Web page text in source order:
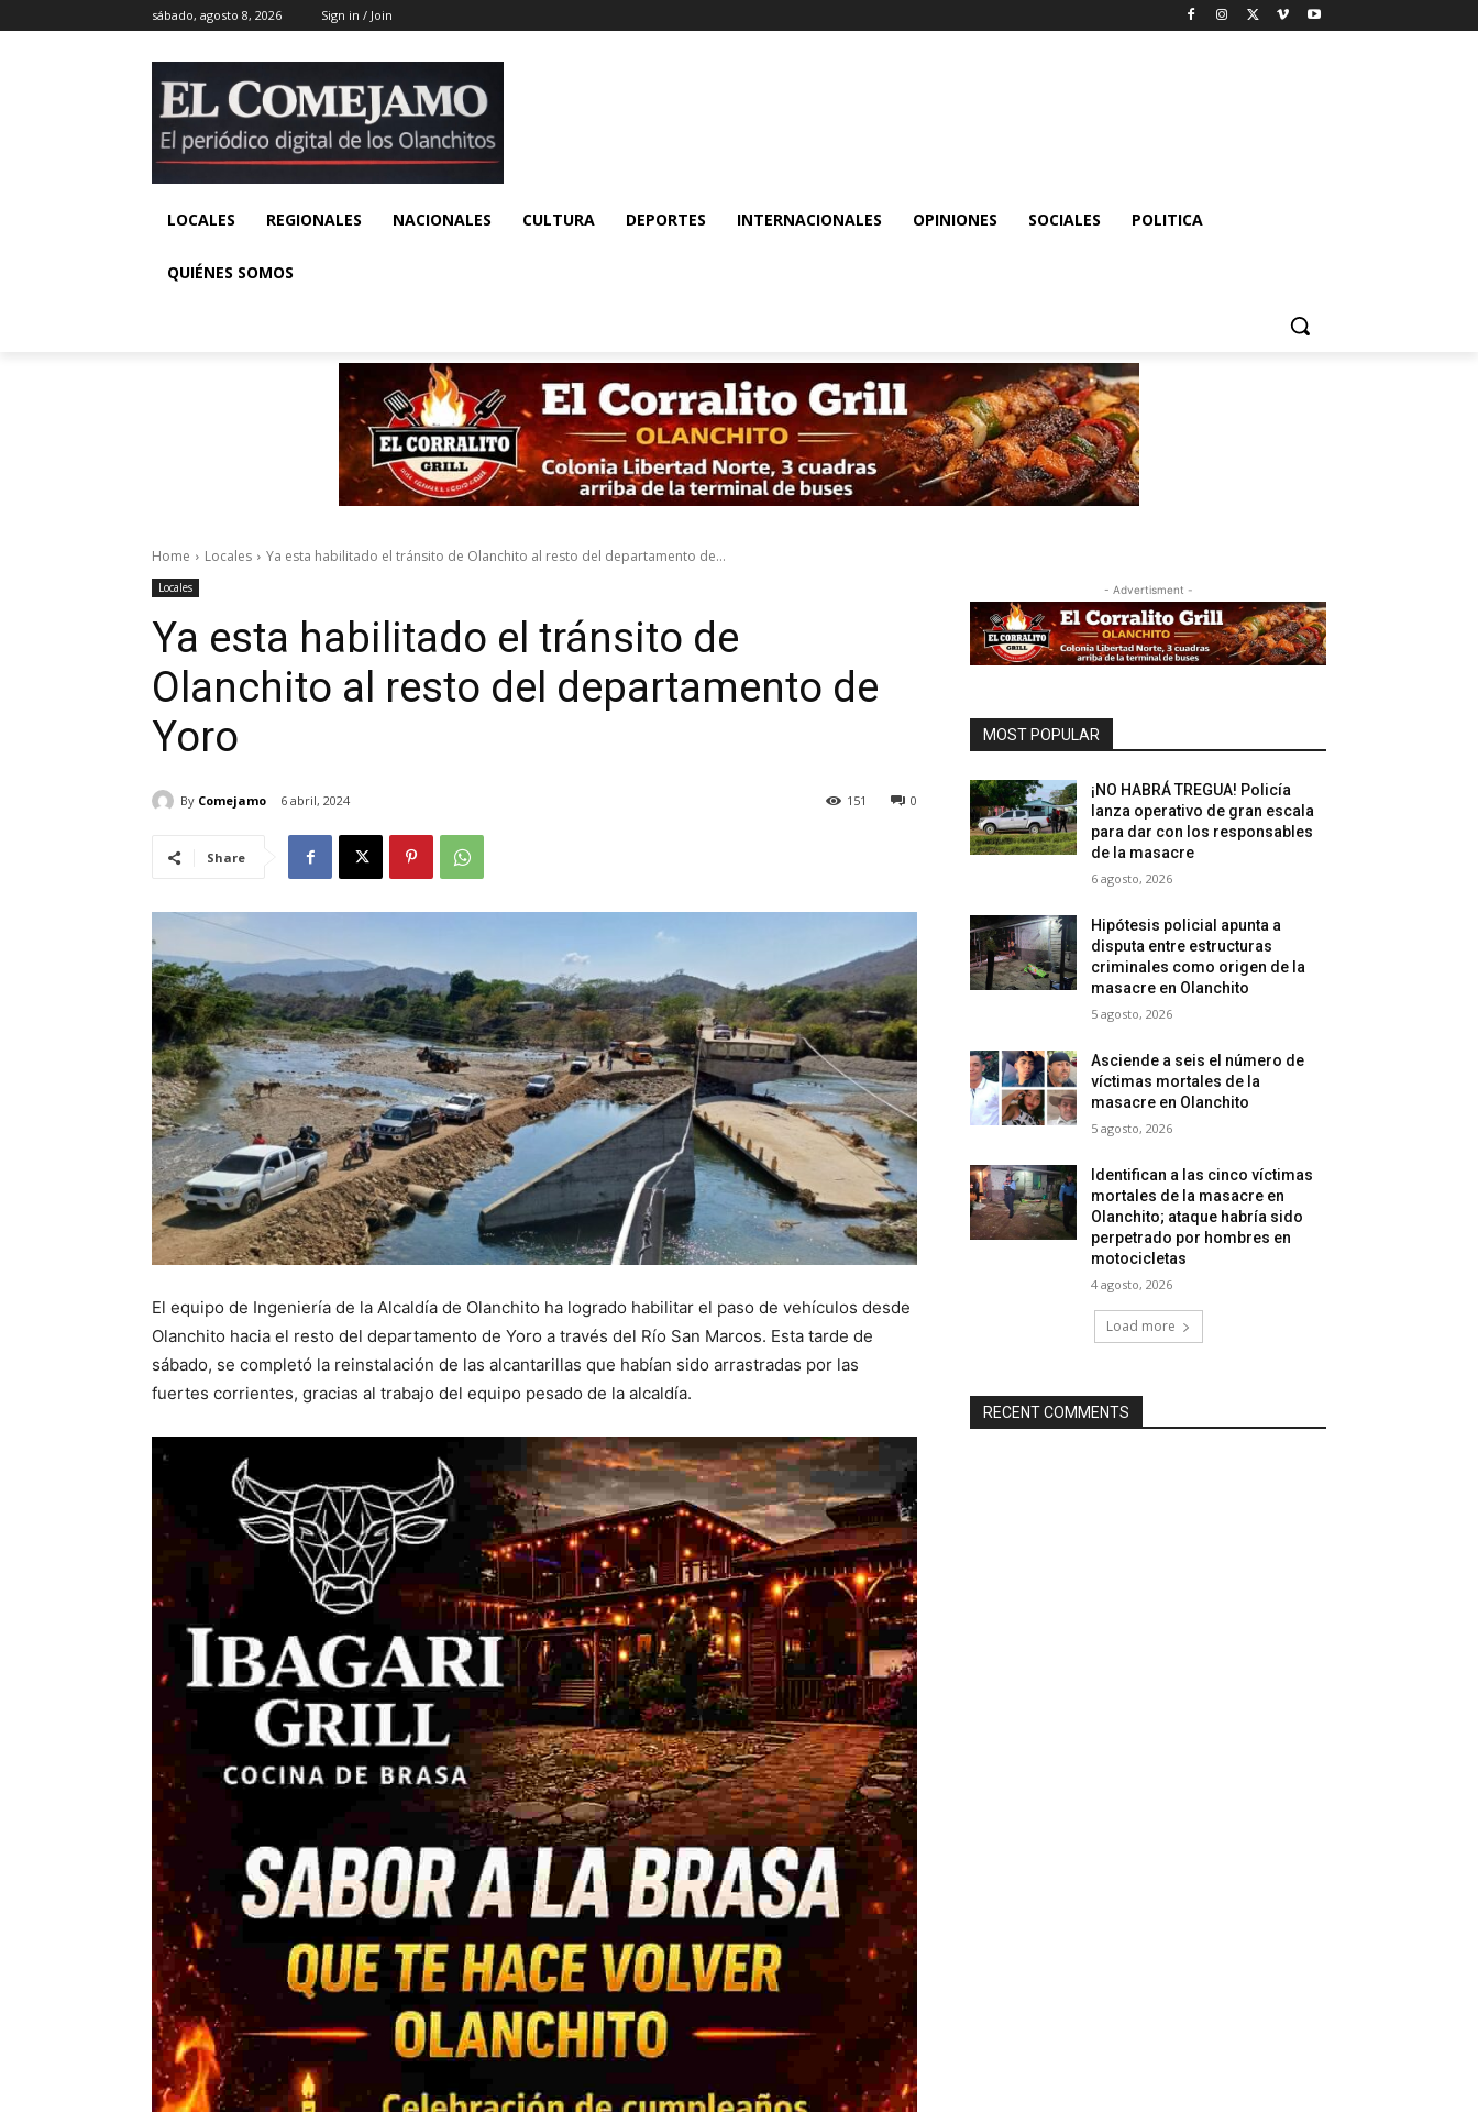
sábado, agosto 8, 2026 Sign in / Join
LOCALES REGIONALES NACIONALES CULTURA DEPORTES INTERNACIONALES OPINIONES SOCIALES POLITICA
QUIÉNES SOMOS
Home Locales Ya esta habilitado el tránsito de Olanchito al resto del departamento de...
Locales
Ya esta habilitado el tránsito de
Olanchito al resto del departamento de
Yoro
By Comejamo 6 abril, 2024 0
151
Share
El equipo de Ingeniería de la Alcaldía de Olanchito ha logrado habilitar el paso de vehículos desde
Olanchito hacia el resto del departamento de Yoro a través del Río San Marcos. Esta tarde de
sábado, se completó la reinstalación de las alcantarillas que habían sido arrastradas por las
fuertes corrientes, gracias al trabajo del equipo pesado de la alcaldía.
- Advertisment -
MOST POPULAR
¡NO HABRÁ TREGUA! Policía
lanza operativo de gran escala
para dar con los responsables
de la masacre
6 agosto, 2026
Hipótesis policial apunta a
disputa entre estructuras
criminales como origen de la
masacre en Olanchito
5 agosto, 2026
Asciende a seis el número de
víctimas mortales de la
masacre en Olanchito
5 agosto, 2026
Identifican a las cinco víctimas
mortales de la masacre en
Olanchito; ataque habría sido
perpetrado por hombres en
motocicletas
4 agosto, 2026
Load more
RECENT COMMENTS